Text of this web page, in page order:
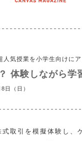
気授業を小学生向けにア
体験しながら学
日（日）
取引を模擬体験し、